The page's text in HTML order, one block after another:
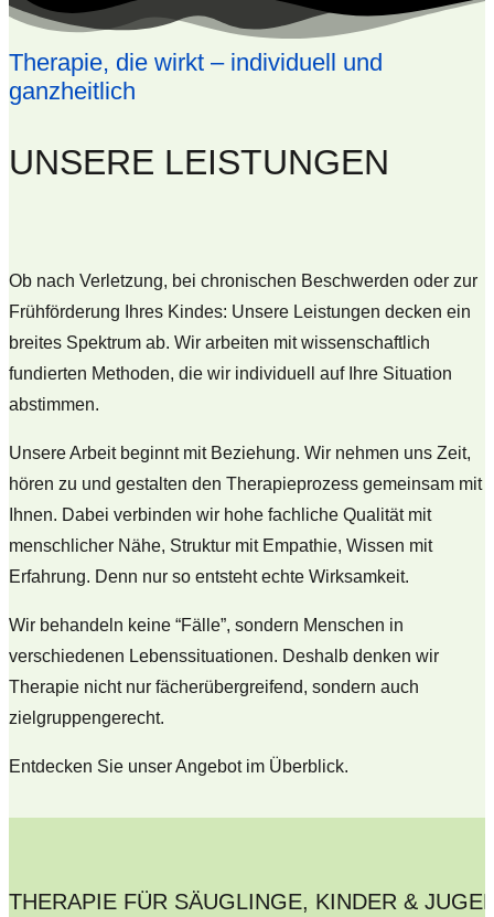
Therapie, die wirkt – individuell und
ganzheitlich
UNSERE LEISTUNGEN
Ob nach Verletzung, bei chronischen Beschwerden oder zur
Frühförderung Ihres Kindes: Unsere Leistungen decken ein
breites Spektrum ab. Wir arbeiten mit wissenschaftlich
fundierten Methoden, die wir individuell auf Ihre Situation
abstimmen.
Unsere Arbeit beginnt mit Beziehung. Wir nehmen uns Zeit,
hören zu und gestalten den Therapieprozess gemeinsam mit
Ihnen. Dabei verbinden wir hohe fachliche Qualität mit
menschlicher Nähe, Struktur mit Empathie, Wissen mit
Erfahrung. Denn nur so entsteht echte Wirksamkeit.
Wir behandeln keine “Fälle”, sondern Menschen in
verschiedenen Lebenssituationen. Deshalb denken wir
Therapie nicht nur fächerübergreifend, sondern auch
zielgruppengerecht.
Entdecken Sie unser Angebot im Überblick.
THERAPIE FÜR SÄUGLINGE, KINDER &